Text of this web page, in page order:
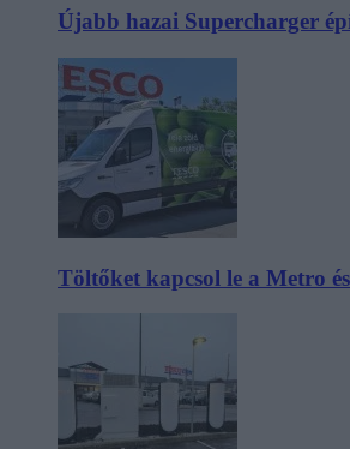
Újabb hazai Supercharger
Töltőket kapcsol le a Metro és